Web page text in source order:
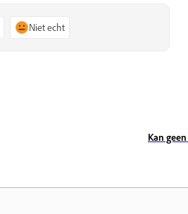
Niet echt
Kan